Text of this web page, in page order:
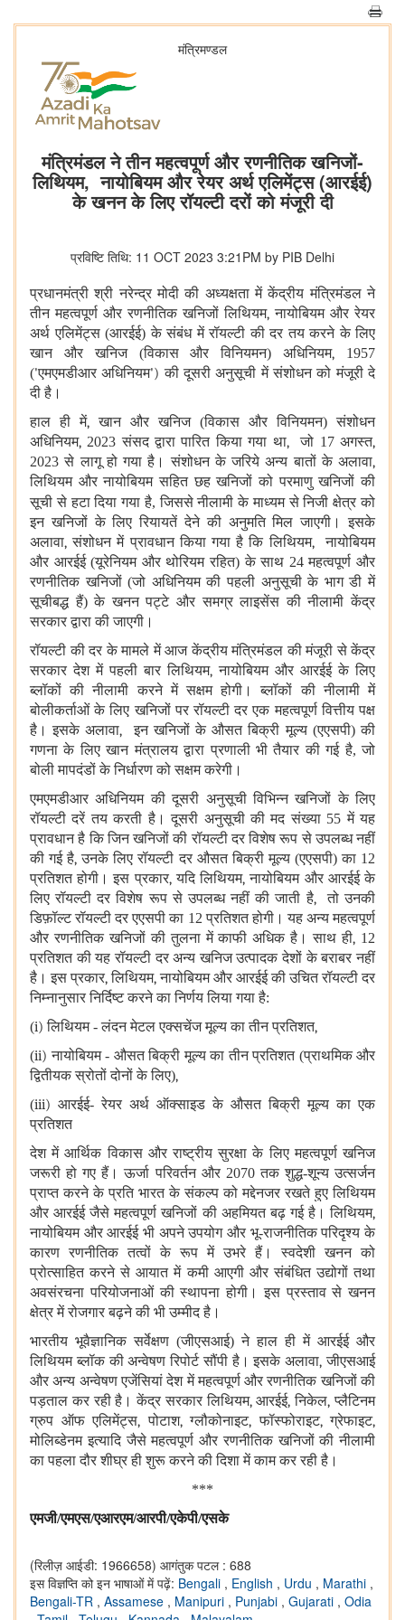
मंत्रिमण्‍डल
मंत्रिमंडल ने तीन महत्वपूर्ण और रणनीतिक खनिजों-
लिथियम, नायोबियम और रेयर अर्थ एलिमेंट्स (आरईई)
के खनन के लिए रॉयल्टी दरों को मंजूरी दी
प्रविष्टि तिथि: 11 OCT 2023 3:21PM by PIB Delhi
प्रधानमंत्री श्री नरेन्द्र मोदी की अध्यक्षता में केंद्रीय मंत्रिमंडल ने
तीन महत्वपूर्ण और रणनीतिक खनिजों लिथियम,नायोबियम और रेयर
अर्थ एलिमेंट्स (आरईई) के संबंध में रॉयल्टी की दर तय करने के लिए
खान और खनिज (विकास और विनियमन) अधिनियम, 1957
('एमएमडीआर अधिनियम')की दूसरी अनुसूची में संशोधन को मंजूरी दे
दी है।
हाल ही में,खान और खनिज (विकास और विनियमन) संशोधन
अधिनियम,2023 संसद द्वारा पारित किया गया था, जो 17 अगस्त,
2023 से लागू हो गया है। संशोधन के जरिये अन्य बातों के अलावा,
लिथियम और नायोबियम सहित छह खनिजों को परमाणु खनिजों की
सूची से हटा दिया गया है, जिससे नीलामी के माध्यम से निजी क्षेत्र को
इन खनिजों के लिए रियायतें देने की अनुमति मिल जाएगी। इसके
अलावा,संशोधन में प्रावधान किया गया है कि लिथियम,
नायोबियम
और आरईई (यूरेनियम और थोरियम रहित) के साथ 24 महत्वपूर्ण और
रणनीतिक खनिजों (जो अधिनियम की पहली अनुसूची के भाग डी में
सूचीबद्ध हैं) के खनन पट्टे और समग्र लाइसेंस की नीलामी केंद्र
सरकार द्वारा की जाएगी।
रॉयल्टी की दर के मामले में आज केंद्रीय मंत्रिमंडल की मंजूरी से केंद्र
सरकार देश में पहली बार लिथियम,नायोबियम और आरईई के लिए
ब्लॉकों की नीलामी करने में सक्षम होगी। ब्लॉकों की नीलामी में
बोलीकर्ताओं के लिए खनिजों पर रॉयल्टी दर एक महत्वपूर्ण वित्तीय पक्ष
है। इसके अलावा,
इन खनिजों के औसत बिक्री मूल्य (एएसपी) की
गणना के लिए खान मंत्रालय द्वारा प्रणाली भी तैयार की गई है, जो
बोली मापदंडों के निर्धारण को सक्षम करेगी।
एमएमडीआर अधिनियम की दूसरी अनुसूची विभिन्न खनिजों के लिए
रॉयल्टी दरें तय करती है। दूसरी अनुसूची की मद संख्या 55 में यह
प्रावधान है कि जिन खनिजों की रॉयल्टी दर विशेष रूप से उपलब्ध नहीं
की गई है,उनके लिए रॉयल्टी दर औसत बिक्री मूल्य (एएसपी) का 12
प्रतिशत होगी। इस प्रकार,यदि लिथियम,नायोबियम और आरईई के
लिए रॉयल्टी दर विशेष रूप से उपलब्ध नहीं की जाती है,
तो उनकी
डिफ़ॉल्ट रॉयल्टी दर एएसपी का 12 प्रतिशत होगी। यह अन्य महत्वपूर्ण
और रणनीतिक खनिजों की तुलना में काफी अधिक है। साथ ही, 12
प्रतिशत की यह रॉयल्टी दर अन्य खनिज उत्पादक देशों के बराबर नहीं
है। इस प्रकार,लिथियम,नायोबियम और आरईई की उचित रॉयल्टी दर
निम्नानुसार निर्दिष्ट करने का निर्णय लिया गया है:
(i)लिथियम - लंदन मेटल एक्सचेंज मूल्य का तीन प्रतिशत,
(ii)नायोबियम - औसत बिक्री मूल्य का तीन प्रतिशत (प्राथमिक और
द्वितीयक स्रोतों दोनों के लिए),
(iii) आरईई- रेयर अर्थ ऑक्साइड के औसत बिक्री मूल्य का एक
प्रतिशत
देश में आर्थिक विकास और राष्ट्रीय सुरक्षा के लिए महत्वपूर्ण खनिज
जरूरी हो गए हैं। ऊर्जा परिवर्तन और 2070 तक शुद्ध-शून्य उत्सर्जन
प्राप्त करने के प्रति भारत के संकल्प को मद्देनजर रखते हुए लिथियम
और आरईई जैसे महत्वपूर्ण खनिजों की अहमियत बढ़ गई है। लिथियम,
नायोबियम और आरईई भी अपने उपयोग और भू-राजनीतिक परिदृश्य के
कारण रणनीतिक तत्वों के रूप में उभरे हैं। स्वदेशी खनन को
प्रोत्साहित करने से आयात में कमी आएगी और संबंधित उद्योगों तथा
अवसंरचना परियोजनाओं की स्थापना होगी। इस प्रस्ताव से खनन
क्षेत्र में रोजगार बढ़ने की भी उम्मीद है।
भारतीय भूवैज्ञानिक सर्वेक्षण (जीएसआई) ने हाल ही में आरईई और
लिथियम ब्लॉक की अन्वेषण रिपोर्ट सौंपी है। इसके अलावा,जीएसआई
और अन्य अन्वेषण एजेंसियां ​​देश में महत्वपूर्ण और रणनीतिक खनिजों की
पड़ताल कर रही है। केंद्र सरकार लिथियम,आरईई,निकेल,प्लैटिनम
ग्रुप ऑफ एलिमेंट्स,पोटाश,ग्लौकोनाइट,फॉस्फोराइट,ग्रेफाइट,
मोलिब्डेनम इत्यादि जैसे महत्वपूर्ण और रणनीतिक खनिजों की नीलामी
का पहला दौर शीघ्र ही शुरू करने की दिशा में काम कर रही है।
***
एमजी/एमएस/एआरएम/आरपी/एकेपी/एसके
(रिलीज़ आईडी: 1966658) आगंतुक पटल : 688
इस विज्ञप्ति को इन भाषाओं में पढ़ें: Bengali , English , Urdu , Marathi ,
Bengali-TR , Assamese , Manipuri , Punjabi , Gujarati , Odia